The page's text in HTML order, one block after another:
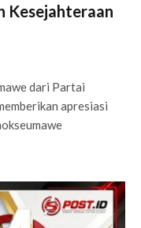
Kesejahteraan
dari Partai
apresiasi